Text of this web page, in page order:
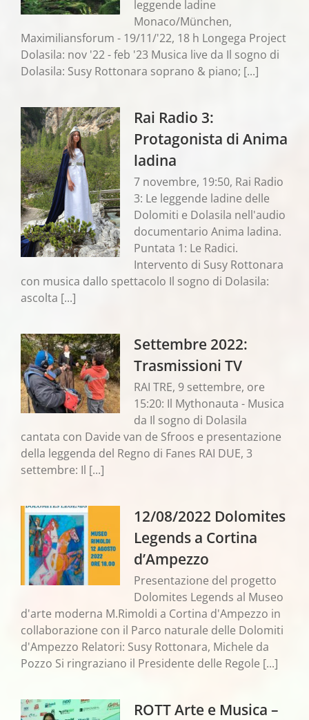
leggende ladine
Monaco/München,
Maximiliansforum - 19/11/'22, 18 h Longega Project
Dolasila: nov '22 - feb '23 Musica live da Il sogno di
Dolasila: Susy Rottonara soprano & piano; [...]
Rai Radio 3:
Protagonista di Anima
ladina
7 novembre, 19:50, Rai Radio
3: Le leggende ladine delle
Dolomiti e Dolasila nell'audio
documentario Anima ladina.
Puntata 1: Le Radici.
Intervento di Susy Rottonara
con musica dallo spettacolo Il sogno di Dolasila:
ascolta [...]
Settembre 2022:
Trasmissioni TV
RAI TRE, 9 settembre, ore
15:20: Il Mythonauta - Musica
da Il sogno di Dolasila
cantata con Davide van de Sfroos e presentazione
della leggenda del Regno di Fanes RAI DUE, 3
settembre: Il [...]
12/08/2022 Dolomites
Legends a Cortina
d’Ampezzo
Presentazione del progetto
Dolomites Legends al Museo
d'arte moderna M.Rimoldi a Cortina d'Ampezzo in
collaborazione con il Parco naturale delle Dolomiti
d'Ampezzo Relatori: Susy Rottonara, Michele da
Pozzo Si ringraziano il Presidente delle Regole [...]
ROTT Arte e Musica –